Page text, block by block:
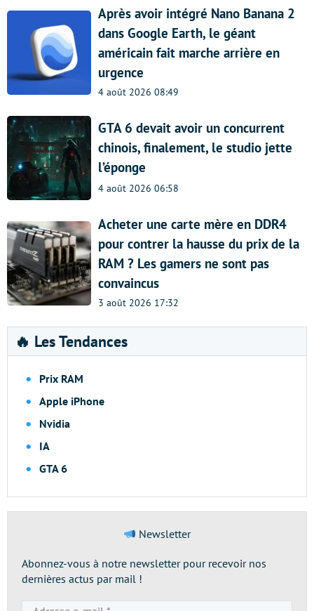
Après avoir intégré Nano Banana 2
dans Google Earth, le géant
américain fait marche arrière en
urgence
4 août 2026 08:49
GTA 6 devait avoir un concurrent
chinois, finalement, le studio jette
l’éponge
4 août 2026 06:58
Acheter une carte mère en DDR4
pour contrer la hausse du prix de la
RAM ? Les gamers ne sont pas
convaincus
3 août 2026 17:32
🔥 Les Tendances
Prix RAM
Apple iPhone
Nvidia
IA
GTA 6
Newsletter
Abonnez-vous à notre newsletter pour recevoir nos
dernières actus par mail !